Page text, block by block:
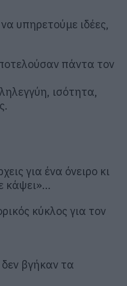
υπηρετούμε ιδέες,
πάντα τον
ισότητα,
για ένα όνειρο κι
κάψει»…
κύκλος για τον
βγήκαν τα